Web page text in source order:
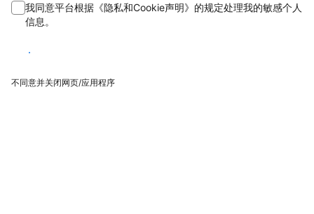
我同意平台根据《隐私和Cookie声明》的规定处理我的敏感个人
信息。
同意
不同意并关闭网页/应用程序